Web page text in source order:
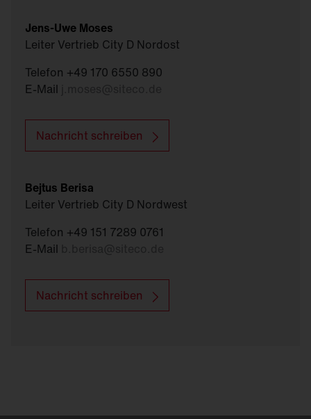
Jens-Uwe Moses
Leiter Vertrieb City D Nordost
Telefon +49 170 6550 890
E-Mail
Nachricht schreiben
Bejtus Berisa
Leiter Vertrieb City D Nordwest
Telefon +49 151 7289 0761
E-Mail
Nachricht schreiben